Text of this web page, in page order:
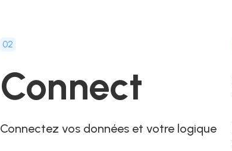
02
Connect
Connectez vos données et votre logique